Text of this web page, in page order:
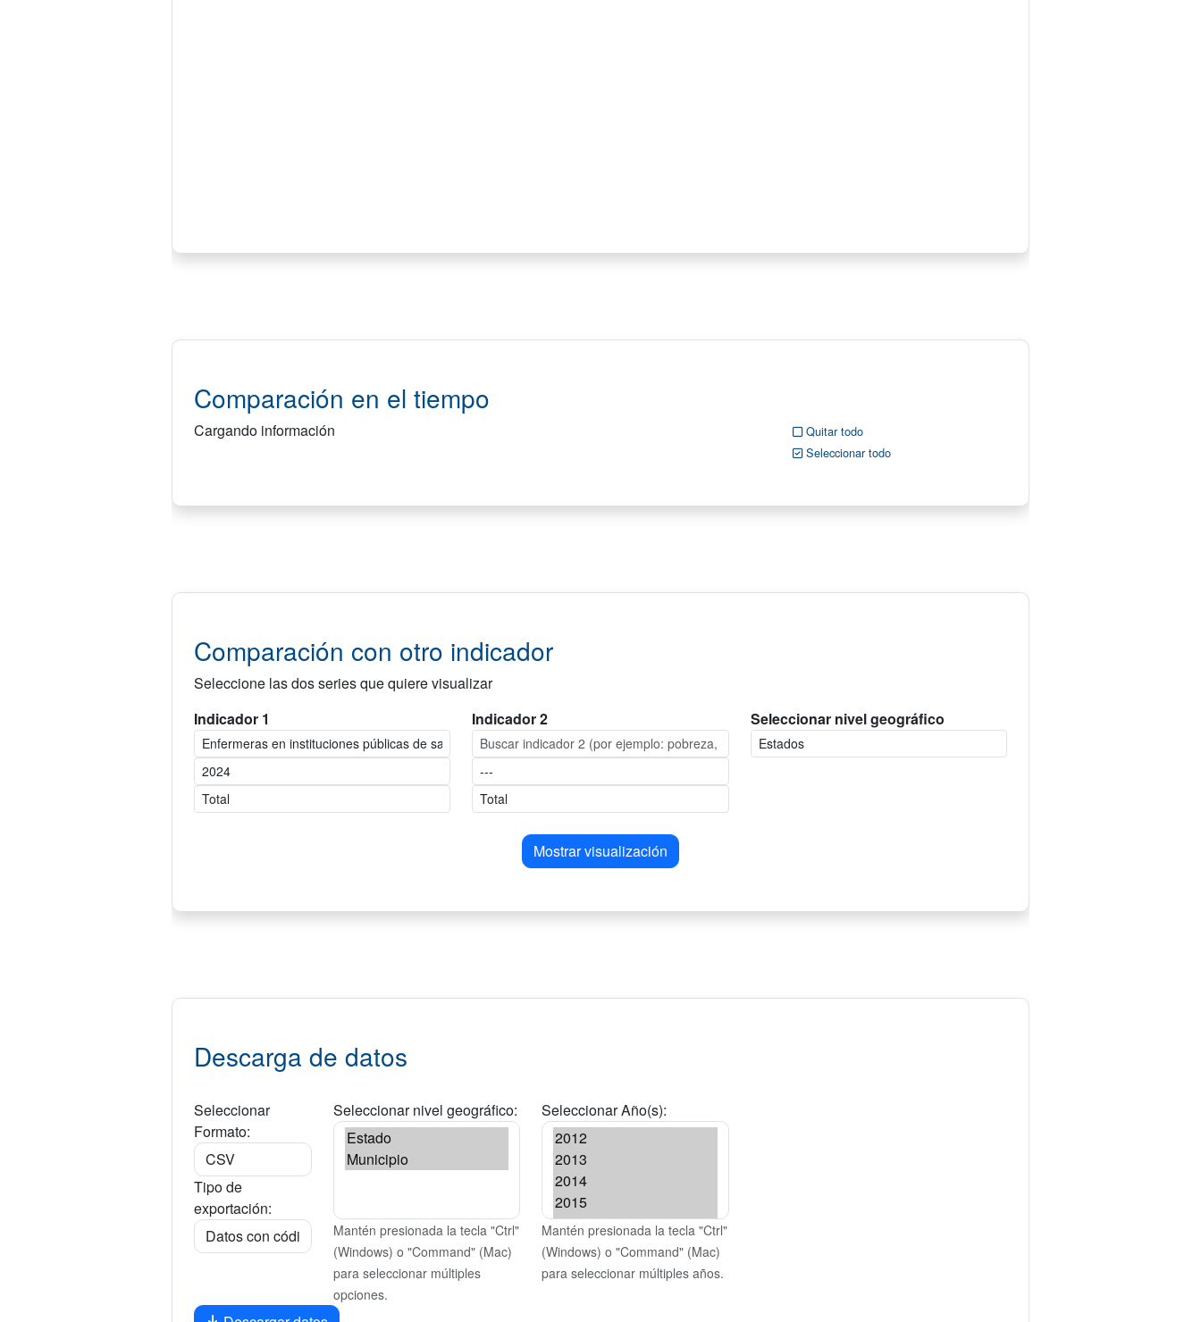
Comparación en el tiempo
Cargando información
Quitar todo
Seleccionar todo
Comparación con otro indicador
Seleccione las dos series que quiere visualizar
Indicador 1
Indicador 2 Seleccionar nivel geográfico
Mostrar visualización
Descarga de datos
Seleccionar
Formato:
Tipo de
exportación:
Seleccionar nivel geográfico:
Mantén presionada la tecla "Ctrl"
(Windows) o "Command" (Mac)
para seleccionar múltiples
opciones.
Seleccionar Año(s):
Mantén presionada la tecla "Ctrl"
(Windows) o "Command" (Mac)
para seleccionar múltiples años.